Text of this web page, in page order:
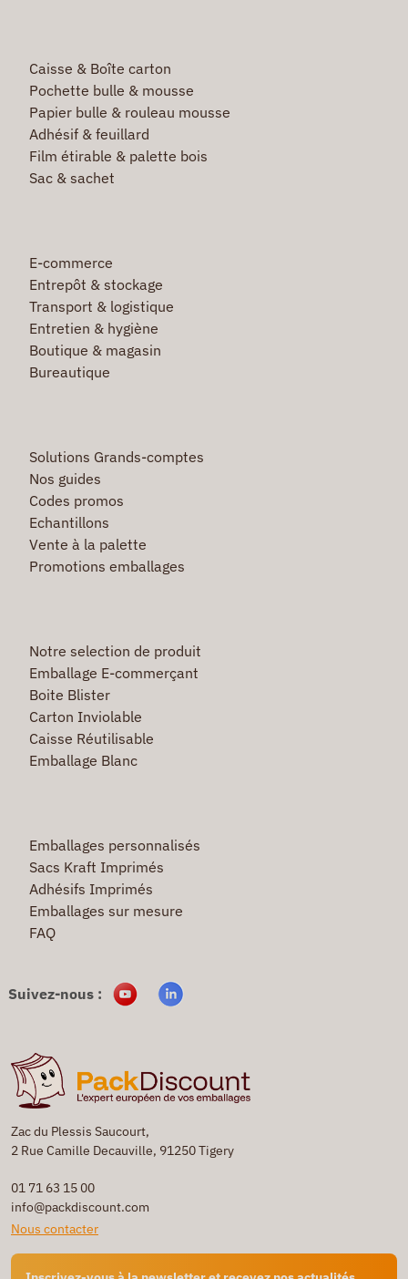
Zac du Plessis Saucourt,
2 Rue Camille Decauville, 91250 Tigery
01 71 63 15 00
info@packdiscount.com
Nous contacter
Caisse & Boîte carton
Pochette bulle & mousse
Papier bulle & rouleau mousse
Adhésif & feuillard
Film étirable & palette bois
Sac & sachet
E-commerce
Entrepôt & stockage
Transport & logistique
Entretien & hygiène
Boutique & magasin
Bureautique
Solutions Grands-comptes
Nos guides
Codes promos
Echantillons
Vente à la palette
Promotions emballages
Notre selection de produit
Emballage E-commerçant
Boite Blister
Carton Inviolable
Caisse Réutilisable
Emballage Blanc
Emballages personnalisés
Sacs Kraft Imprimés
Adhésifs Imprimés
Emballages sur mesure
FAQ
Suivez-nous :